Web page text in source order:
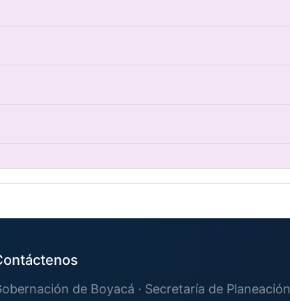
de Boyacá · Secretaría de Planeación